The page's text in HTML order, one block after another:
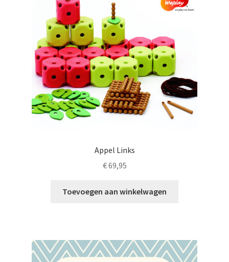
Appel Links
€69,95
Toevoegen aan winkelwagen